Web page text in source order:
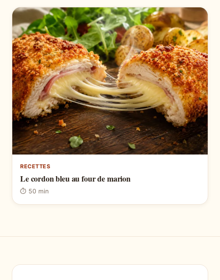
RECETTES
Le cordon bleu au four de marion
⏱ 50 min